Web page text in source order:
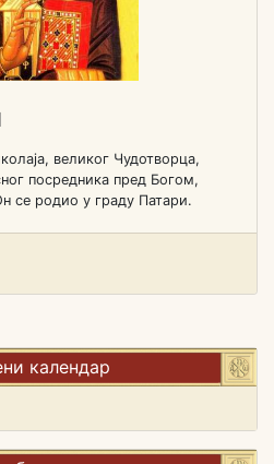
великог Чудотворца,
посредника пред Богом,
се родио у граду Патари.
календар